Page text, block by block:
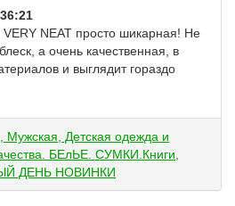
NEAT просто шикарная! Не
а очень качественная, в
и выглядит гораздо
Мужская, Детская одежда и
БЕлЬЕ. СУМКИ.Книги,
ДЕНЬ НОВИНКИ